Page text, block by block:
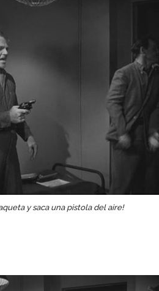
y saca una pistola del aire!